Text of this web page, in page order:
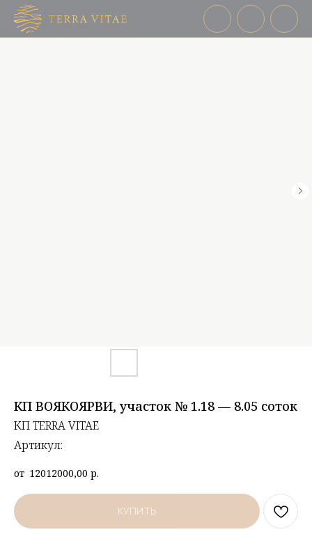
КП ВОЯКОЯРВИ, участок № 1.18 — 8.05 соток
КП TERRA VITAE
Артикул:
12012000,00 р.
КУПИТЬ